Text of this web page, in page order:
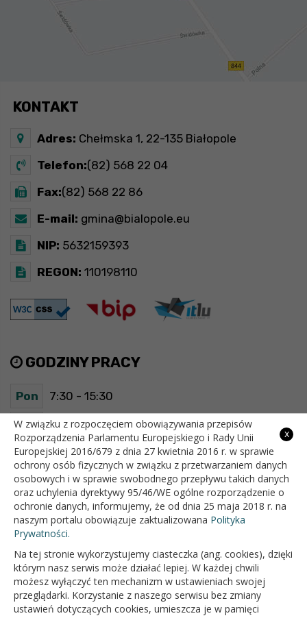
KONTAKT
Adres: Chełmska 1, 22-135 Białopole
Telefon:(82) 568 22 04
Fax:(82) 568 22 86
E-mail: gmina@bialopole.eu
NIP: 5632159393
REGON: 110198110
GODZINY PRACY
Pon 7:30 - 15:30
Wt 7:30 - 15:30
Śr 7:30 - 15:30
Czw 7:30 - 15:30
Pt 7:30 - 15:30
OFICJALNY SERWIS INTERNETOWY GMINY BIAŁOPOLE
x
W związku z rozpoczęciem obowiązywania przepisów
Rozporządzenia Parlamentu Europejskiego i Rady Unii
Europejskiej 2016/679 z dnia 27 kwietnia 2016 r. w sprawie
ochrony osób fizycznych w związku z przetwarzaniem danych
osobowych i w sprawie swobodnego przepływu takich danych
oraz uchylenia dyrektywy 95/46/WE ogólne rozporządzenie o
ochronie danych, informujemy, że od dnia 25 maja 2018 r. na
naszym portalu obowiązuje zaktualizowana Polityka
Prywatności.
Na tej stronie wykorzystujemy ciasteczka (ang. cookies), dzięki
którym nasz serwis może działać lepiej. W każdej chwili
możesz wyłączyć ten mechanizm w ustawieniach swojej
przeglądarki. Korzystanie z naszego serwisu bez zmiany
ustawień dotyczących cookies, umieszcza je w pamięci